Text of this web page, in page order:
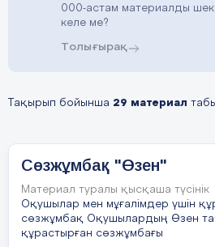
000-астам материалды
келе ме?
Толығырақ
Тақырып бойынша 29 материал
Сөзжұмбақ "Өзен"
Материал туралы қысқаша түсінік
Оқушылар мен мұғалімдер үшін
сөзжұмбақ Оқушылардың Өзен
құрастырған сөзжұмбағы